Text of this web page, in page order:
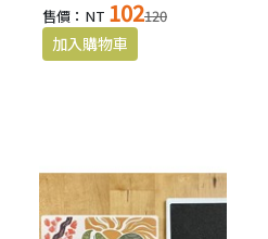
售價：NT 102120